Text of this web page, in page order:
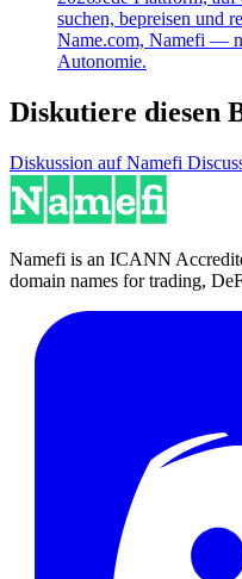
suchen, bepreisen und
Name.com, Namefi —
Autonomie.
Diskutiere diesen
Diskussion auf Namefi
Namefi is an ICANN
domain names for trading,